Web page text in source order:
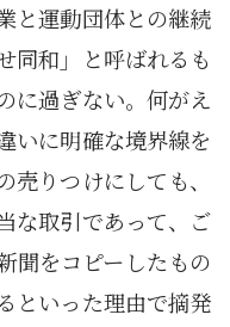
と運動団体との継続
同和」と呼ばれるも
に過ぎない。何がえ
いに明確な境界線を
りつけにしても、
な取引であって、ご
聞をコピーしたもの
といった理由で摘発